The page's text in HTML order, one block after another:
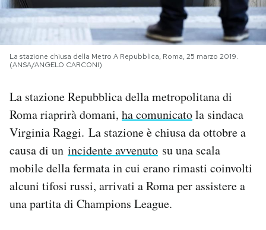
NEWSLETTER
I MIEI PREFERITI
SHOP
CALENDARIO
AREA PERSONALE
Area Personale
Newsletter
La stazione chiusa della Metro A Repubblica, Roma, 25 marzo 2019.
(ANSA/ANGELO CARCONI)
La stazione Repubblica della metropolitana di
Roma riaprirà domani, ha comunicatola sindaca
Virginia Raggi. La stazione è chiusa da ottobre a
causa di un incidente avvenuto su una scala
mobile della fermata in cui erano rimasti coinvolti
alcuni tifosi russi, arrivati a Roma per assistere a
una partita di Champions League.